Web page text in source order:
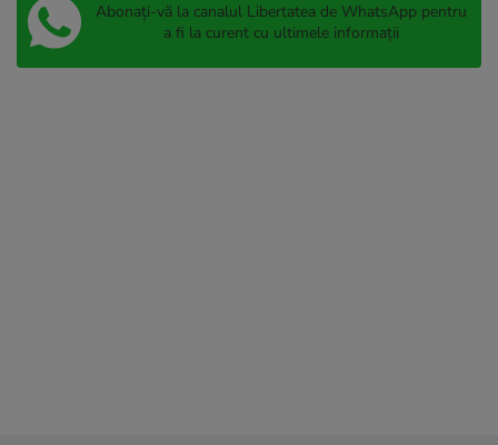
Abonați-vă la canalul Libertatea de WhatsApp pentru
a fi la curent cu ultimele informații